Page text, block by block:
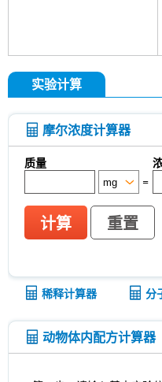
实验计算
摩尔浓度计算器
质量
=
计算 重置
稀释计算器 分
动物体内配方计算器